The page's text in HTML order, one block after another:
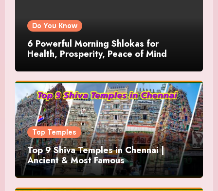
Do You Know
6 Powerful Morning Shlokas for
Health, Prosperity, Peace of Mind
Top Temples
Top 9 Shiva Temples in Chennai |
Ancient & Most Famous